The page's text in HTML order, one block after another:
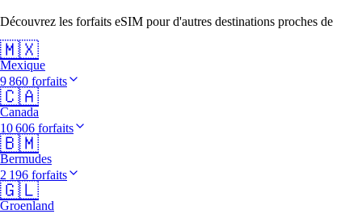
Découvrez les forfaits eSIM pour d'autres destinations proches de
🇲🇽
Mexique
9 860 forfaits
🇨🇦
Canada
10 606 forfaits
🇧🇲
Bermudes
2 196 forfaits
🇬🇱
Groenland